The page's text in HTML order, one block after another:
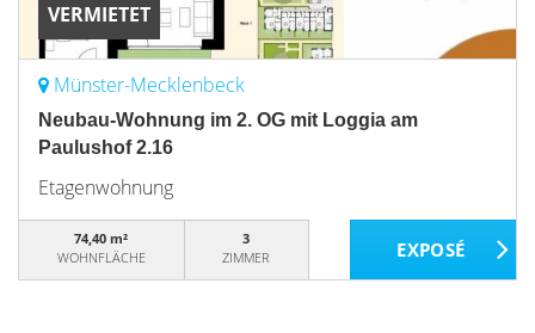
VERMIETET
Münster-Mecklenbeck
Neubau-Wohnung im 2. OG mit Loggia am
Paulushof 2.16
Etagenwohnung
74,40 m²
WOHNFLÄCHE
3
ZIMMER